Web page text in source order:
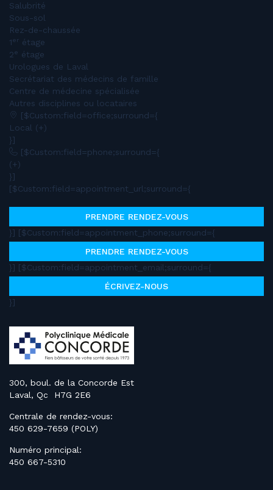
Salubrité
Sous-sol
Rez-de-chaussée
1er étage
2e étage
Urologues de Laval
Secrétariat des médecins de famille
Centre de médecine spécialisée
Autres disciplines ou locataires
[$Custom:field=office;surround={
Local (+)
}]
[$Custom:field=phone;surround={
(+)
}]
[$Custom:field=appointment_url;surround={
PRENDRE RENDEZ-VOUS
}] [$Custom:field=appointment_phone;surround={
PRENDRE RENDEZ-VOUS
}] [$Custom:field=appointment_email;surround={
ÉCRIVEZ-NOUS
}]
300, boul. de la Concorde Est
Laval, Qc H7G 2E6
Centrale de rendez-vous:
450 629-7659 (POLY)
Numéro principal:
450 667-5310